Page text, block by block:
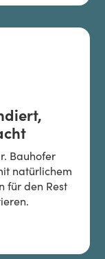
Bauhofer
natürlichem
für den Rest